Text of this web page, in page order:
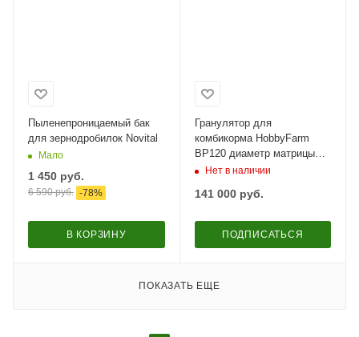
Пыленепроницаемый бак
для зернодробилок Novital
Мало
1 450 руб.
6 590руб. -78%
В КОРЗИНУ
Гранулятор для
комбикорма HobbyFarm
BP120 диаметр матрицы
120 мм, гранул 3,8 мм, 3
Нет в наличии
141 000руб.
ПОДПИСАТЬСЯ
ПОКАЗАТЬ ЕЩЕ